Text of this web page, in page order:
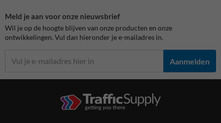
Meld je aan voor onze nieuwsbrief
Wil je op de hoogte blijven van onze producten en onze
ontwikkelingen. Vul dan hieronder je e-mailadres in.
Aanmelden